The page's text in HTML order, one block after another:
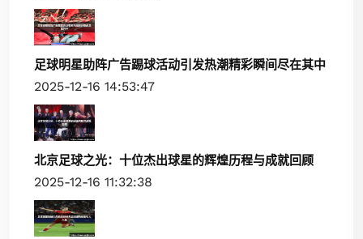
足球明星助阵广告踢球活动引发热潮精彩瞬间尽在其中
2025-12-16 14:53:47
北京足球之光：十位杰出球星的辉煌历程与成就回顾
2025-12-16 11:32:38